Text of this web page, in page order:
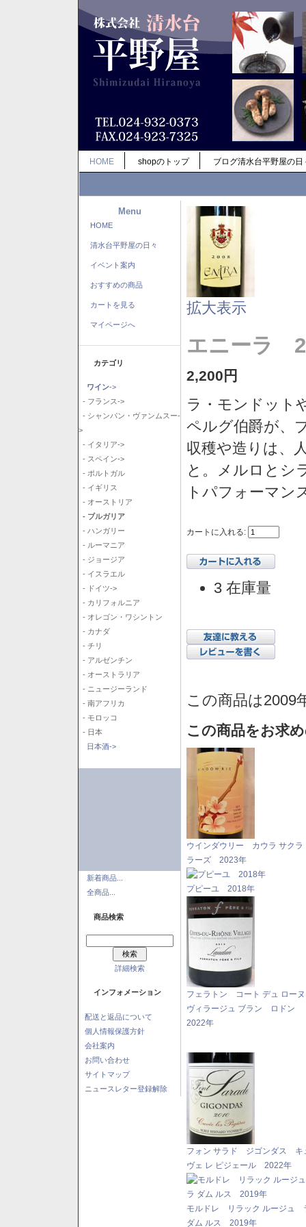
HOME shopのトップ ブログ清水台平野屋の日
Menu
HOME
清水台平野屋の日々
イベント案内
おすすめの商品
カートを見る
マイページへ
カテゴリ
ワイン->
- フランス->
- シャンパン・ヴァンムスー-
>
- イタリア->
- スペイン->
- ポルトガル
- イギリス
- オーストリア
- ブルガリア
- ハンガリー
- ルーマニア
- ジョージア
- イスラエル
- ドイツ->
- カリフォルニア
- オレゴン・ワシントン
- カナダ
- チリ
- アルゼンチン
- オーストラリア
- ニュージーランド
- 南アフリカ
- モロッコ
- 日本
日本酒->
新着商品...
全商品...
商品検索
詳細検索
インフォメーション
配送と返品について
個人情報保護方針
会社案内
お問い合わせ
サイトマップ
ニュースレター登録解除
拡大表示
エニーラ
2,200円
ラ・モンドット
ペルグ伯爵が、
収穫や造りは、
と。メルロとシ
トパフォーマン
カートに入れる:
3 在庫量
この商品は2009
この商品をお求
ウインダウリー カウラ サクラ
ラーズ 2023年
プピーユ 2018年
フェラトン コート デュ ロー
ヴィラージュ ブラン ロドン
2022年
フォン サラド ジゴンダス キ
ヴェ レ ピジェール 2022年
モルドレ リラック ルージュ
ダム ルス 2019年